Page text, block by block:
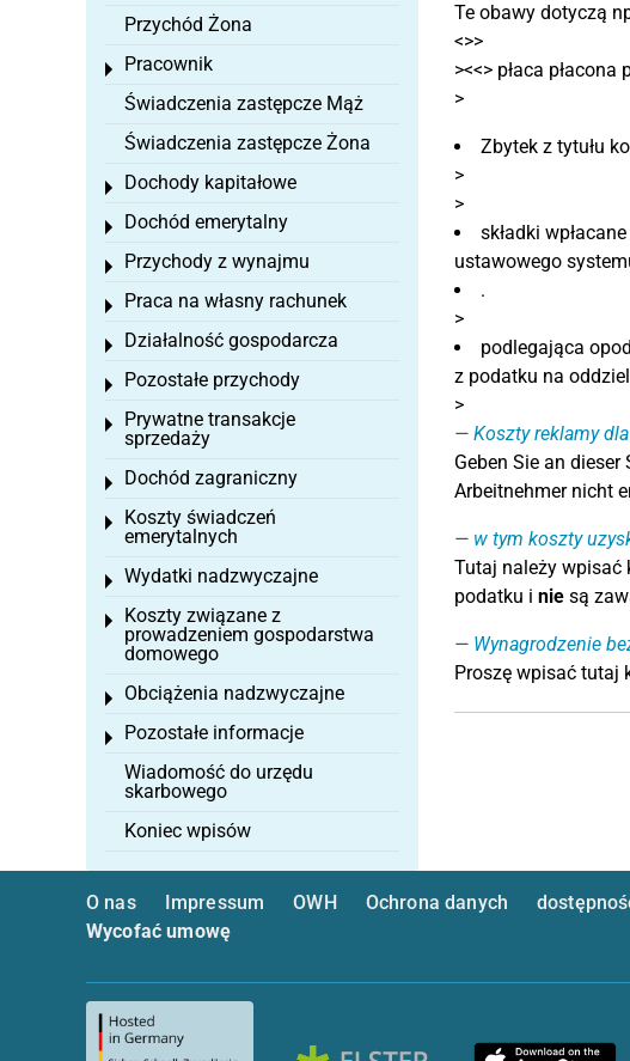
Te obawy dotyczą
<>>
><<> płaca
>
Zbytek z tytułu
>
>
składki
ustawowego
.
>
podlegająca
z podatku na
>
Koszty reklamy
Geben Sie an
Arbeitnehmer nicht
w tym koszty
Tutaj należy wpisać
podatku i niesą
Wynagrodzenie
Proszę wpisać tutaj
Przychód Żona
Pracownik
Toggle menu
Świadczenia zastępcze Mąż
Świadczenia zastępcze Żona
Dochody kapitałowe
Toggle menu
Dochód emerytalny
Toggle menu
Przychody z wynajmu
Toggle menu
Praca na własny rachunek
Toggle menu
Działalność gospodarcza
Toggle menu
Pozostałe przychody
Toggle menu
Prywatne transakcje
sprzedaży
Toggle menu
Dochód zagraniczny
Toggle menu
Koszty świadczeń
emerytalnych
Toggle menu
Wydatki nadzwyczajne
Toggle menu
Koszty związane z
prowadzeniem gospodarstwa
domowego
Toggle menu
Obciążenia nadzwyczajne
Toggle menu
Pozostałe informacje
Toggle menu
Wiadomość do urzędu
skarbowego
Koniec wpisów
O nas Impressum OWH Ochrona danych
Wycofać umowę